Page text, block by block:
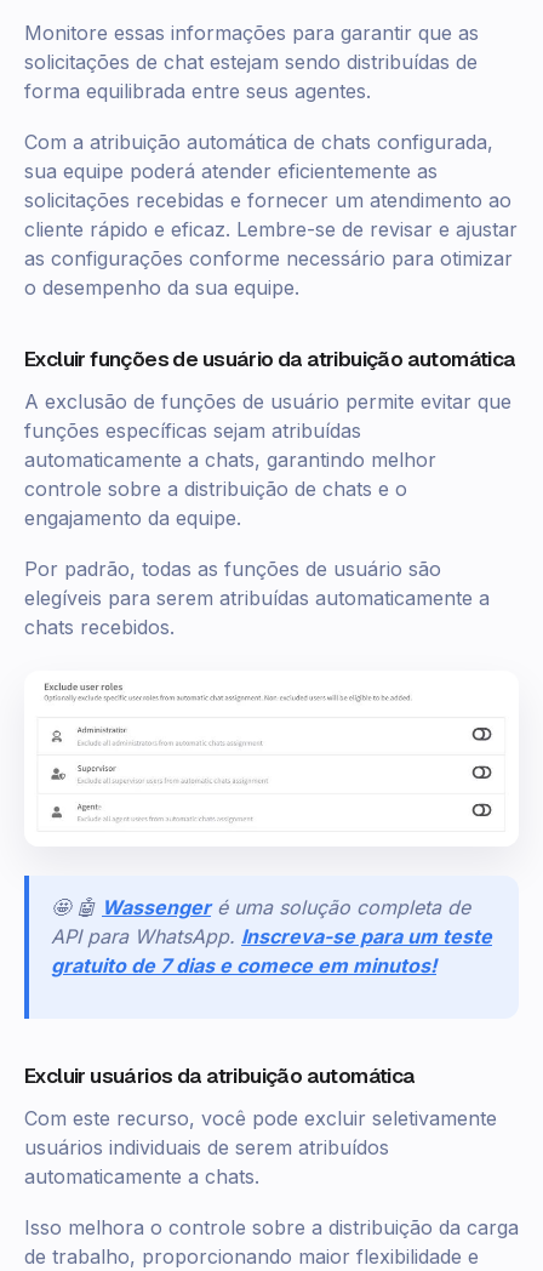
Monitore essas informações para garantir que as
solicitações de chat estejam sendo distribuídas de
forma equilibrada entre seus agentes.
Com a atribuição automática de chats configurada,
sua equipe poderá atender eficientemente as
solicitações recebidas e fornecer um atendimento ao
cliente rápido e eficaz. Lembre-se de revisar e ajustar
as configurações conforme necessário para otimizar
o desempenho da sua equipe.
Excluir funções de usuário da atribuição automática
A exclusão de funções de usuário permite evitar que
funções específicas sejam atribuídas
automaticamente a chats, garantindo melhor
controle sobre a distribuição de chats e o
engajamento da equipe.
Por padrão, todas as funções de usuário são
elegíveis para serem atribuídas automaticamente a
chats recebidos.
🤩 🤖 Wassenger é uma solução completa de
API para WhatsApp. Inscreva-se para um teste
gratuito de 7 dias e comece em minutos!
Excluir usuários da atribuição automática
Com este recurso, você pode excluir seletivamente
usuários individuais de serem atribuídos
automaticamente a chats.
Isso melhora o controle sobre a distribuição da carga
de trabalho, proporcionando maior flexibilidade e